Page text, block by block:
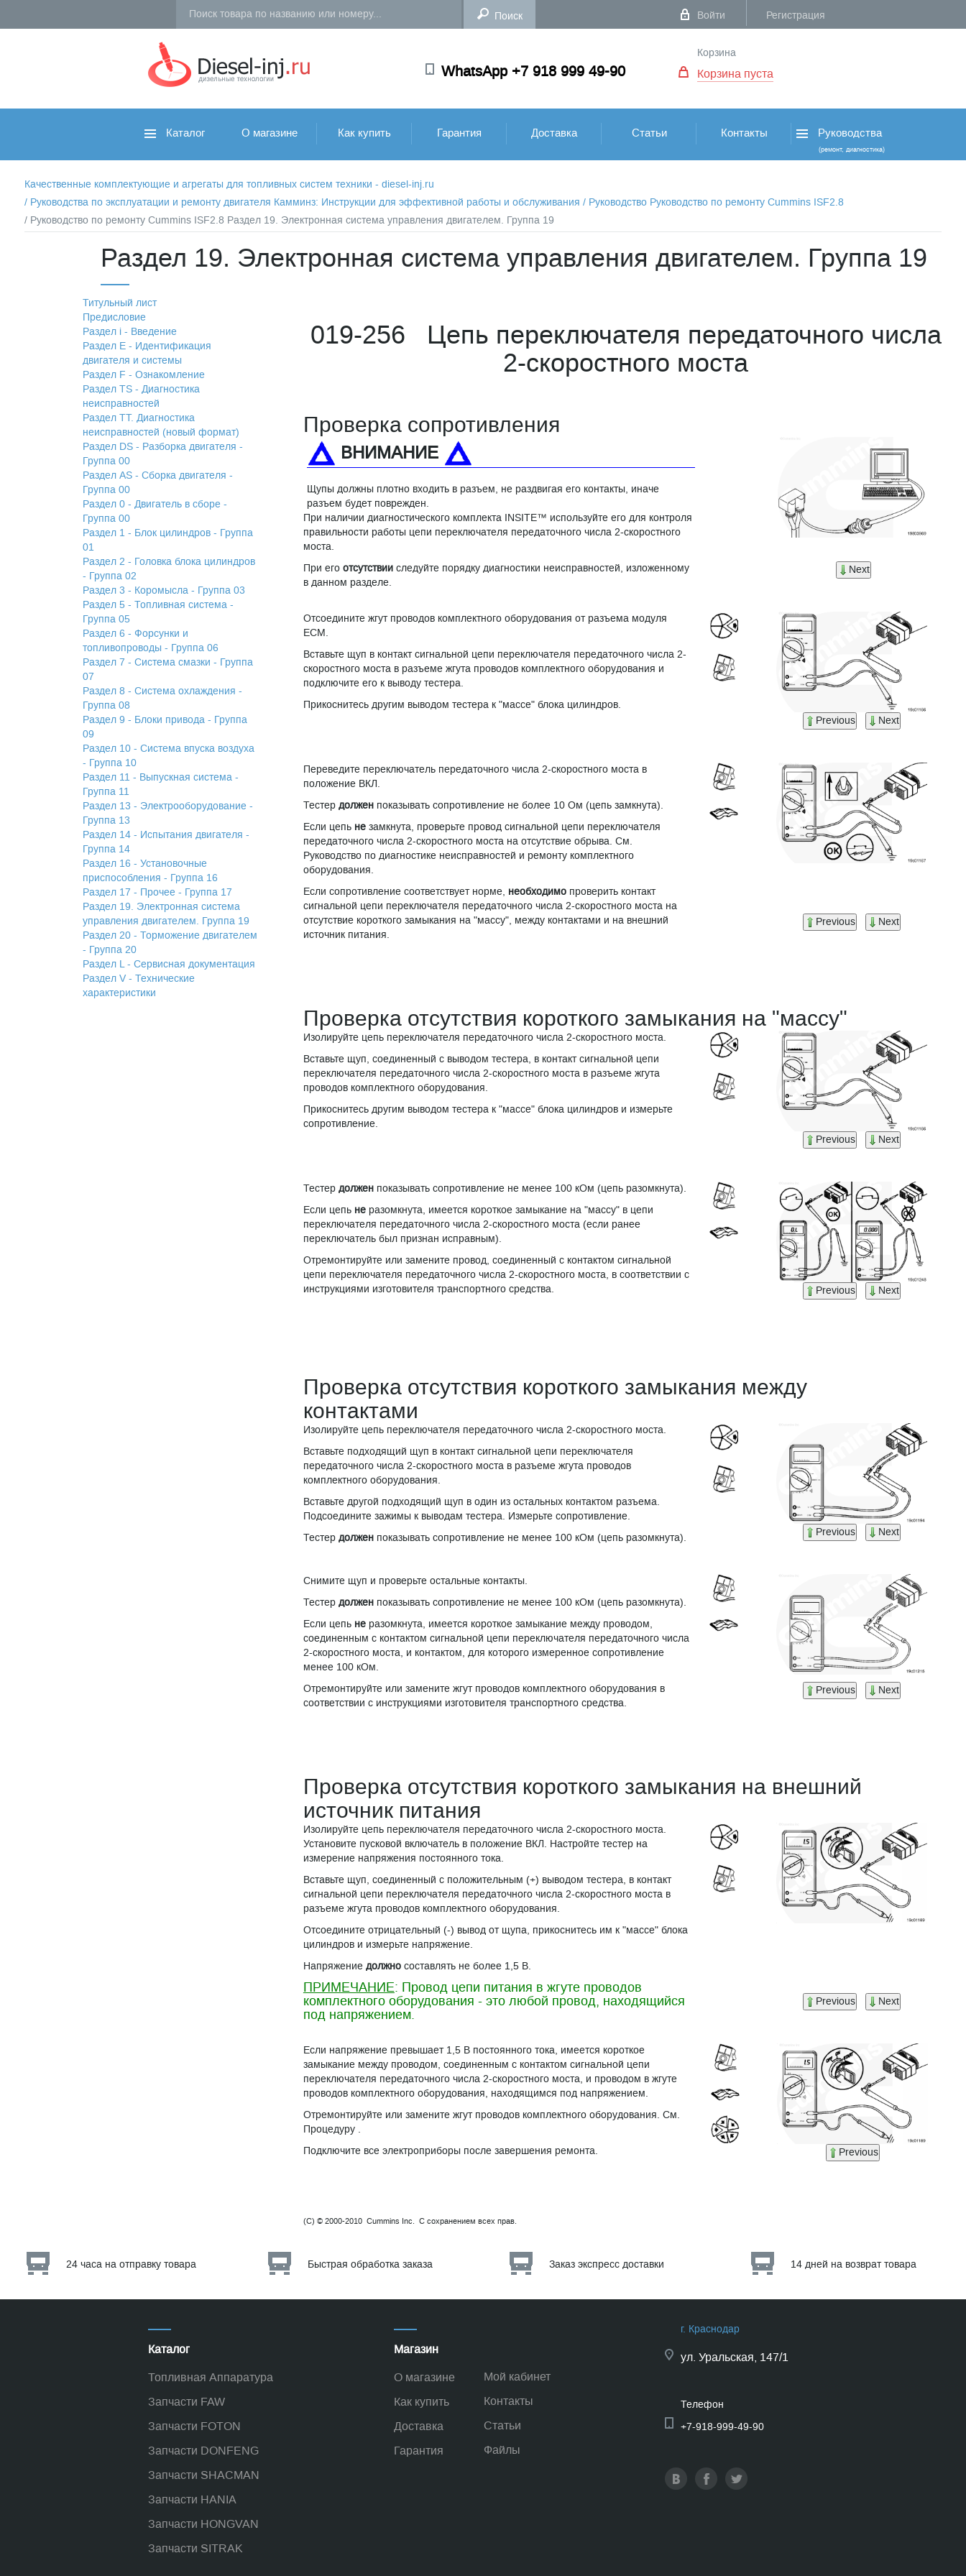
Войти Регистрация
WhatsApp +7 918 999 49-90
Корзина
Корзина пуста
Каталог О магазине Как купить Гарантия Доставка Статьи Контакты Руководства
(ремонт, диагностика)
Качественные комплектующие и агрегаты для топливных систем техники - diesel-inj.ru
/ Руководства по эксплуатации и ремонту двигателя Камминз: Инструкции для эффективной работы и обслуживания / Руководство Руководство по ремонту Cummins ISF2.8
/ Руководство по ремонту Cummins ISF2.8 Раздел 19. Электронная система управления двигателем. Группа 19
Раздел 19. Электронная система управления двигателем. Группа 19
Титульный лист
Предисловие
Раздел i - Введение
Раздел Е - Идентификация
двигателя и системы
Раздел F - Ознакомление
Раздел TS - Диагностика
неисправностей
Раздел TТ. Диагностика
неисправностей (новый формат)
Раздел DS - Разборка двигателя -
Группа 00
Раздел АS - Сборка двигателя -
Группа 00
Раздел 0 - Двигатель в сборе -
Группа 00
Раздел 1 - Блок цилиндров - Группа
01
Раздел 2 - Головка блока цилиндров
- Группа 02
Раздел 3 - Коромысла - Группа 03
Раздел 5 - Топливная система -
Группа 05
Раздел 6 - Форсунки и
топливопроводы - Группа 06
Раздел 7 - Система смазки - Группа
07
Раздел 8 - Система охлаждения -
Группа 08
Раздел 9 - Блоки привода - Группа
09
Раздел 10 - Система впуска воздуха
- Группа 10
Раздел 11 - Выпускная система -
Группа 11
Раздел 13 - Электрооборудование -
Группа 13
Раздел 14 - Испытания двигателя -
Группа 14
Раздел 16 - Установочные
приспособления - Группа 16
Раздел 17 - Прочее - Группа 17
Раздел 19. Электронная система
управления двигателем. Группа 19
Раздел 20 - Торможение двигателем
- Группа 20
Раздел L - Сервисная документация
Раздел V - Технические
характеристики
019-256 Цепь переключателя передаточного числа
2-скоростного моста
Проверка сопротивления
ВНИМАНИЕ
Щупы должны плотно входить в разъем, не раздвигая его контакты, иначе
разъем будет поврежден.
При наличии диагностического комплекта INSITE™ используйте его для контроля
правильности работы цепи переключателя передаточного числа 2-скоростного
моста.
При его отсутствииследуйте порядку диагностики неисправностей, изложенному
в данном разделе.
Next
Отсоедините жгут проводов комплектного оборудования от разъема модуля
ЕСМ.
Вставьте щуп в контакт сигнальной цепи переключателя передаточного числа 2-
скоростного моста в разъеме жгута проводов комплектного оборудования и
подключите его к выводу тестера.
Прикоснитесь другим выводом тестера к "массе" блока цилиндров.
Previous
Next
Переведите переключатель передаточного числа 2-скоростного моста в
положение ВКЛ.
Тестер долженпоказывать сопротивление не более 10 Ом (цепь замкнута).
Если цепь незамкнута, проверьте провод сигнальной цепи переключателя
передаточного числа 2-скоростного моста на отсутствие обрыва. См.
Руководство по диагностике неисправностей и ремонту комплектного
оборудования.
Если сопротивление соответствует норме, необходимопроверить контакт
сигнальной цепи переключателя передаточного числа 2-скоростного моста на
отсутствие короткого замыкания на "массу", между контактами и на внешний
источник питания.
Previous Next
Проверка отсутствия короткого замыкания на "массу"
Изолируйте цепь переключателя передаточного числа 2-скоростного моста.
Вставьте щуп, соединенный с выводом тестера, в контакт сигнальной цепи
переключателя передаточного числа 2-скоростного моста в разъеме жгута
проводов комплектного оборудования.
Прикоснитесь другим выводом тестера к "массе" блока цилиндров и измерьте
сопротивление.
Previous
Next
Тестер долженпоказывать сопротивление не менее 100 кОм (цепь разомкнута).
Если цепь неразомкнута, имеется короткое замыкание на "массу" в цепи
переключателя передаточного числа 2-скоростного моста (если ранее
переключатель был признан исправным).
Отремонтируйте или замените провод, соединенный с контактом сигнальной
цепи переключателя передаточного числа 2-скоростного моста, в соответствии с
инструкциями изготовителя транспортного средства.
Previous Next
Проверка отсутствия короткого замыкания между
контактами
Изолируйте цепь переключателя передаточного числа 2-скоростного моста.
Вставьте подходящий щуп в контакт сигнальной цепи переключателя
передаточного числа 2-скоростного моста в разъеме жгута проводов
комплектного оборудования.
Вставьте другой подходящий щуп в один из остальных контактом разъема.
Подсоедините зажимы к выводам тестера. Измерьте сопротивление.
Тестер долженпоказывать сопротивление не менее 100 кОм (цепь разомкнута). Previous Next
Снимите щуп и проверьте остальные контакты.
Тестер долженпоказывать сопротивление не менее 100 кОм (цепь разомкнута).
Если цепь неразомкнута, имеется короткое замыкание между проводом,
соединенным с контактом сигнальной цепи переключателя передаточного числа
2-скоростного моста, и контактом, для которого измеренное сопротивление
менее 100 кОм.
Отремонтируйте или замените жгут проводов комплектного оборудования в
соответствии с инструкциями изготовителя транспортного средства.
Previous Next
Проверка отсутствия короткого замыкания на внешний
источник питания
Изолируйте цепь переключателя передаточного числа 2-скоростного моста.
Установите пусковой включатель в положение ВКЛ. Настройте тестер на
измерение напряжения постоянного тока.
Вставьте щуп, соединенный с положительным (+) выводом тестера, в контакт
сигнальной цепи переключателя передаточного числа 2-скоростного моста в
разъеме жгута проводов комплектного оборудования.
Отсоедините отрицательный (-) вывод от щупа, прикоснитесь им к "массе" блока
цилиндров и измерьте напряжение.
Напряжение должносоставлять не более 1,5 В.
ПРИМЕЧАНИЕ: Провод цепи питания в жгуте проводов
комплектного оборудования - это любой провод, находящийся
под напряжением.
Previous Next
Если напряжение превышает 1,5 В постоянного тока, имеется короткое
замыкание между проводом, соединенным с контактом сигнальной цепи
переключателя передаточного числа 2-скоростного моста, и проводом в жгуте
проводов комплектного оборудования, находящимся под напряжением.
Отремонтируйте или замените жгут проводов комплектного оборудования. См.
Процедуру .
Подключите все электроприборы после завершения ремонта.
Previous
(C) © 2000-2010 Cummins Inc. С сохранением всех прав.
24 часа на отправку товара Быстрая обработка заказа Заказ экспресс доставки 14 дней на возврат товара
Каталог
Топливная Аппаратура
Запчасти FAW
Запчасти FOTON
Запчасти DONFENG
Запчасти SHACMAN
Запчасти HANIA
Запчасти HONGVAN
Запчасти SITRAK
Магазин
О магазине
Как купить
Доставка
Гарантия
Мой кабинет
Контакты
Статьи
Файлы
г. Краснодар
ул. Уральская, 147/1
Телефон
+7-918-999-49-90